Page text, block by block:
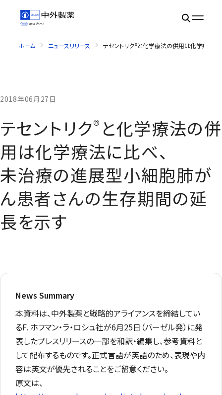
ホーム ニュースリリース テセントリク®と化学療法の併用は化学療法
2018年06月27日
テセントリク® と化学療法の併
用は化学療法に比べ、
未治療の進展型小細胞肺が
ん患者さんの生存期間の延
長を示す
News Summary
本資料は、中外製薬と戦略的アライアンスを締結してい
るF. ホフマン・ラ・ロシュ社が6月25日（バーゼル発）に発
表したプレスリリースの一部を和訳・編集し、参考資料と
して配布するものです。正式言語が英語のため、表現や内
容は英文が優先されることをご留意ください。
原文は、